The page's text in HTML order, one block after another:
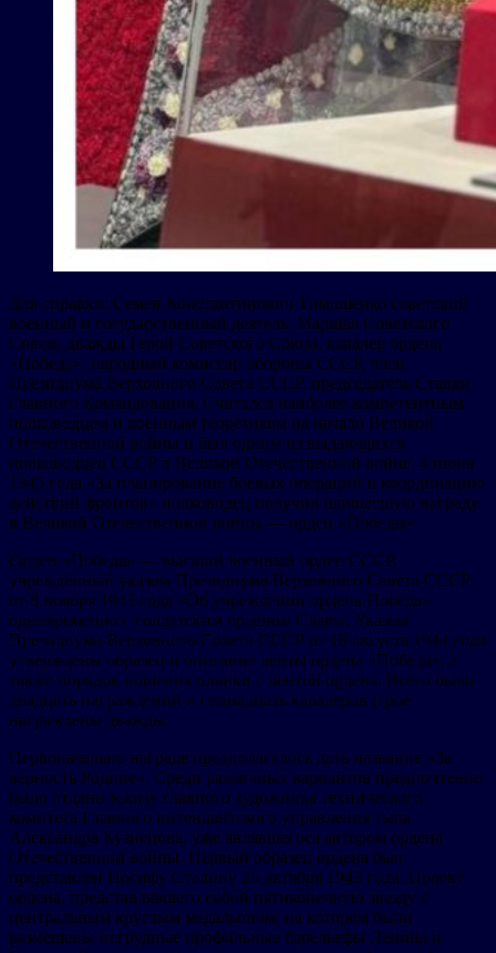
Для справки: Семен Константинович Тимошенко советский
военный и государственный деятель, Маршал Советского
Союза, дважды Герой Советского Союза, кавалер ордена
«Победа», народный комиссар обороны СССР, член
Президиума Верховного Совета СССР, председатель Ставки
Главного Командования. Считался наиболее компетентным
полководцем и военным теоретиком на начало Великой
Отечественной войны и был одним из выдающихся
полководцев СССР в Великой Отечественной войне. 4 июня
1945 года «За планирование боевых операций и координацию
действий фронтов» полководец получил наивысшую награду
в Великой Отечественной войны — орден «Победы».
Орден «Победа» — высший военный орден СССР,
учреждённый указом Президиума Верховного Совета СССР
от 8 ноября 1943 года «Об учреждении ордена Победа»
одновременно с солдатским орденом Славы. Указом
Президиума Верховного Совета СССР от 18 августа 1944 года
утверждены образец и описание ленты ордена «Победа», а
также порядок ношения планки с лентой ордена. Всего было
двадцать награждений и семнадцать кавалеров (трое
награждены дважды.
Первоначально награде предполагалось дать название «За
верность Родине». Среди различных вариантов предпочтение
было отдано эскизу главного художника технического
комитета Главного интендантского управления тыла
Александра Кузнецова, уже являвшегося автором ордена
Отечественной войны. Первый образец ордена был
представлен Иосифу Сталину 25 октября 1943 года. Проект
ордена, представлявшего собой пятиконечную звезду с
центральным круглым медальоном, на котором были
размещены погрудные профильные барельефы Ленина и